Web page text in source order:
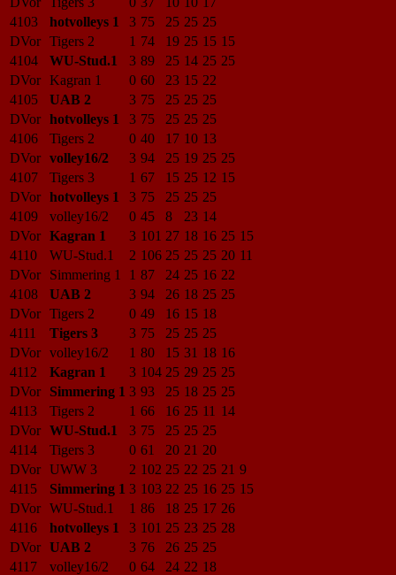
4103
hotvolleys 1 3 75 25 25 25
DVor Tigers 2 1 74 19 25 15 15
4104
WU-Stud.1 3 89 25 14 25 25
DVor Kagran 1 0 60 23 15 22
4105
UAB 2 3 75 25 25 25
DVor hotvolleys 1 3 75 25 25 25
4106
Tigers 2 0 40 17 10 13
DVor volley16/2 3 94 25 19 25 25
4107
Tigers 3 1 67 15 25 12 15
DVor hotvolleys 1 3 75 25 25 25
4109
volley16/2 0 45 8 23 14
DVor Kagran 1 3 101 27 18 16 25 15
4110
WU-Stud.1 2 106 25 25 25 20 11
DVor
Simmering 1 1 87 24 25 16 22
4108
UAB 2 3 94 26 18 25 25
DVor Tigers 2 0 49 16 15 18
4111
Tigers 3 3 75 25 25 25
DVor volley16/2 1 80 15 31 18 16
4112
Kagran 1 3 104 25 29 25 25
DVor
Simmering 1 3 93 25 18 25 25
4113
Tigers 2 1 66 16 25 11 14
DVor WU-Stud.1 3 75 25 25 25
4114
Tigers 3 0 61 20 21 20
DVor UWW 3 2 102 25 22 25 21 9
4115
Simmering 1 3 103 22 25 16 25 15
DVor WU-Stud.1 1 86 18 25 17 26
4116
hotvolleys 1 3 101 25 23 25 28
DVor UAB 2 3 76 26 25 25
4117
volley16/2 0 64 24 22 18